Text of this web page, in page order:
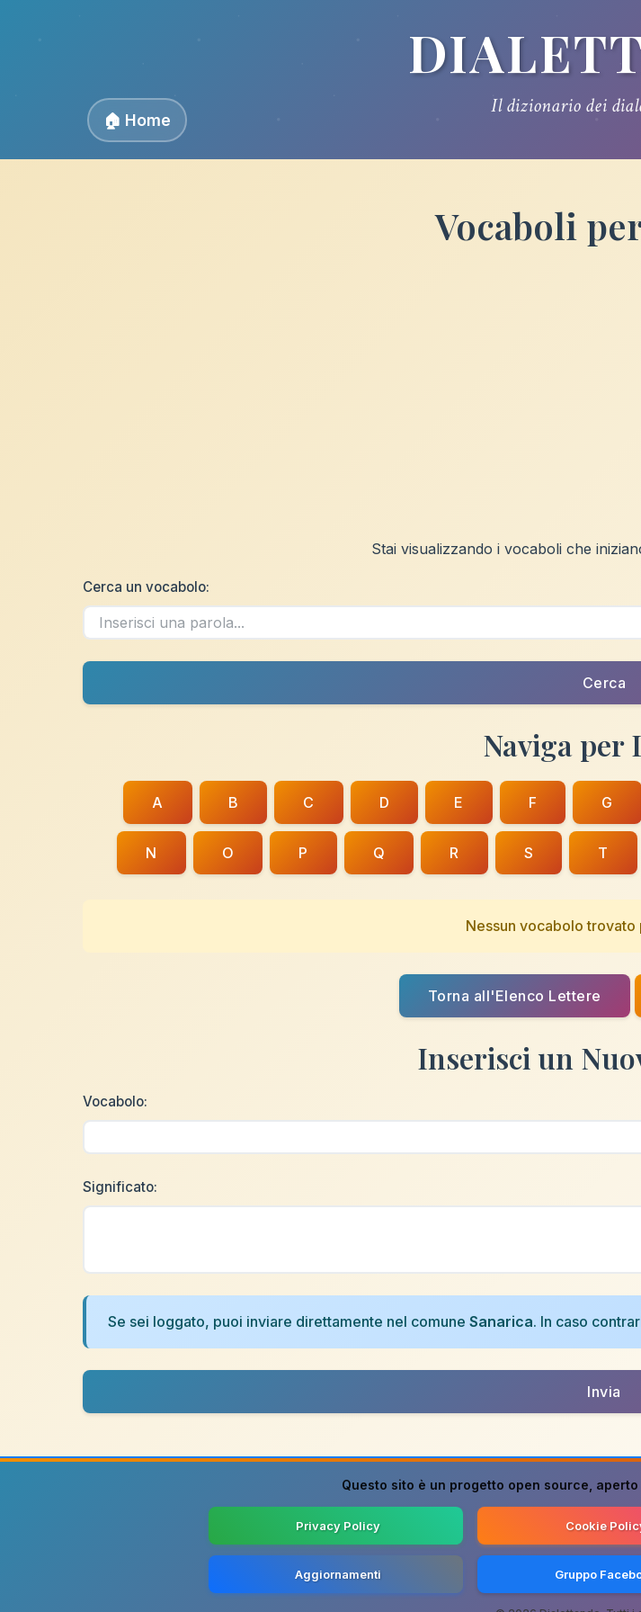
🏠 Home
Il dizionario dei
Vocaboli
Stai visualizzando i vocaboli che
Cerca un vocabolo:
Cerca
Naviga per
A B C D E F G
N O P Q R S T
Nessun vocabolo trovato
Torna all'Elenco Lettere
Inserisci un
Vocabolo:
Significato:
Se sei loggato, puoi inviare direttamente nel comune Sanarica. In caso
Invia
Questo sito è un progetto open source ,
Privacy Policy Cookie
Aggiornamenti Gruppo